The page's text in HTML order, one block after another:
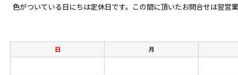
色がついている日にちは定休日です。この間に頂いたお問合せは翌営
日 月